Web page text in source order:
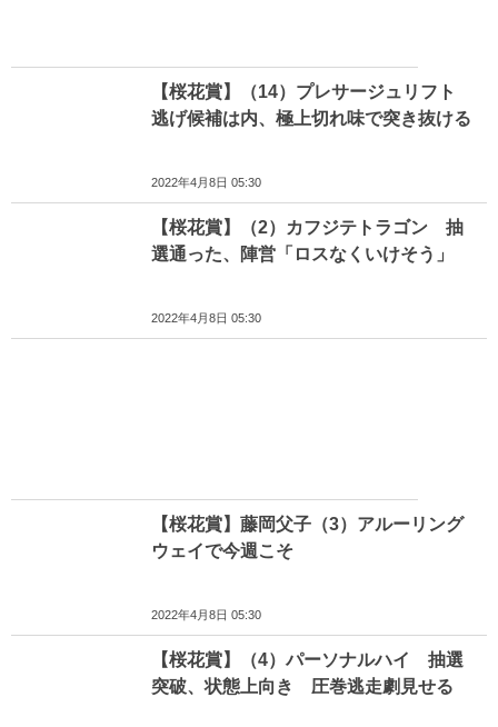
【桜花賞】（14）プレサージュリフト
逃げ候補は内、極上切れ味で突き抜ける
2022年4月8日 05:30
【桜花賞】（2）カフジテトラゴン 抽
選通った、陣営「ロスなくいけそう」
2022年4月8日 05:30
【桜花賞】藤岡父子（3）アルーリング
ウェイで今週こそ
2022年4月8日 05:30
【桜花賞】（4）パーソナルハイ 抽選
突破、状態上向き 圧巻逃走劇見せる